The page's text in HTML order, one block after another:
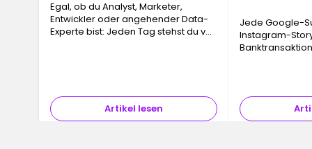
Egal, ob du Analyst, Marketer,
Entwickler oder angehender Data-
Experte bist: Jeden Tag stehst du vor
Artikel lesen
Jede Google-
Instagram-
das physische